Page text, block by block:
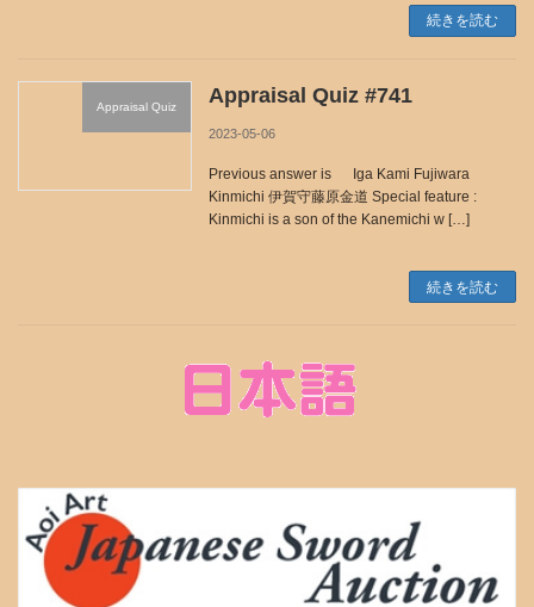
続きを読む
Appraisal Quiz Appraisal Quiz #741
2023-05-06
Previous answer is Iga Kami Fujiwara
Kinmichi 伊賀守藤原金道 Special feature :
Kinmichi is a son of the Kanemichi w […]
続きを読む